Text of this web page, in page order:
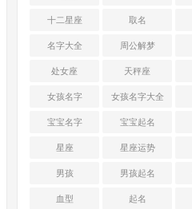
十二星座 取名
名字大全 周公解梦
处女座 天秤座
女孩名字 女孩名字大全
宝宝名字 宝宝起名
星座 星座运势
男孩 男孩起名
血型 起名